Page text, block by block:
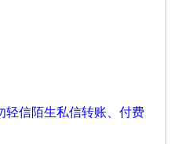
轻信陌生私信转账、付费